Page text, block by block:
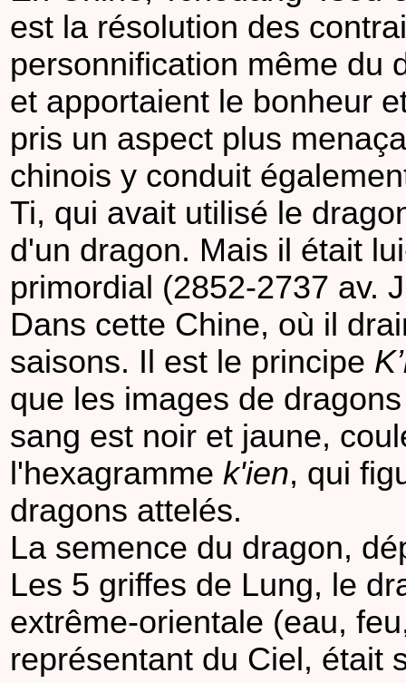
est la résolution des
personnification même du
et apportaient le bonheur
pris un aspect plus
chinois y conduit
Ti, qui avait utilisé le
d'un dragon. Mais il était
primordial (2852-2737 av.
Dans cette Chine, où il
saisons. Il est le principe
que les images de
sang est noir et jaune,
l'hexagramme k'ien, qui
dragons attelés.
La semence du dragon,
Les 5 griffes de Lung, le
extrême-orientale (eau,
représentant du Ciel, était